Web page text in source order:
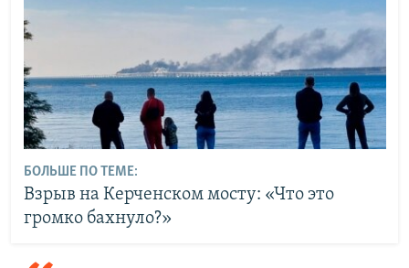
БОЛЬШЕ ПО ТЕМЕ:
Взрыв на Керченском мосту: «Что это
громко бахнуло?»